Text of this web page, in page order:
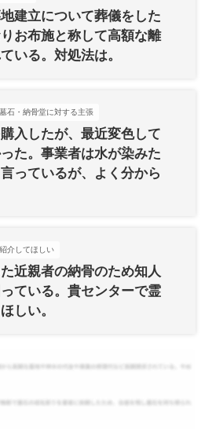
建立について葬儀をした
お布施と称して高額な離
いる。対処法は。
石・納骨堂に対する主張
入したが、最近変色して
た。事業者は水が染みた
っているが、よく分から
介してほしい
近親者の納骨のため知人
ている。貴センターで霊
しい。